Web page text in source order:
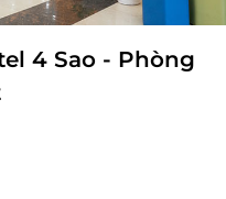
4 Sao - Phòng